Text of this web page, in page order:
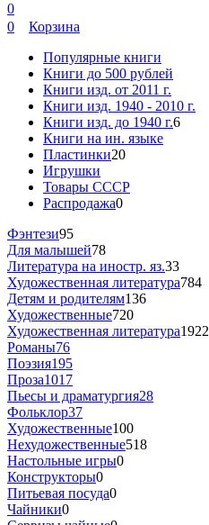
0
0
Корзина
Популярные книги
Книги до 500 рублей
Книги изд. от 2011 г.
Книги изд. 1940 - 2010 г.
Книги изд. до 1940 г.6
Книги на ин. языке
Пластинки20
Игрушки
Товары СССР
Распродажа0
Фэнтези95
Для малышей78
Литература на иностр. яз.33
Художественная литература784
Детям и родителям136
Художественные720
Художественная литература1922
Романы76
Поэзия195
Проза1017
Пьесы и драматургия28
Фольклор37
Художественные100
Нехудожественные518
Настольные игры0
Конструкторы0
Питьевая посуда0
Чайники0